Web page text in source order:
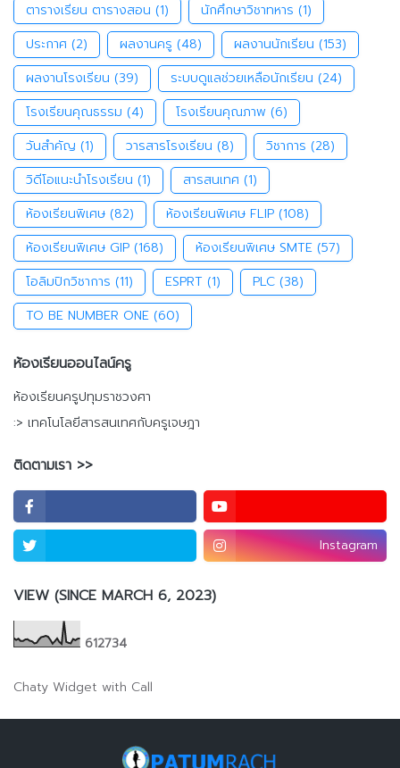
ตารางเรียน ตารางสอน (1) นักศึกษาวิชาทหาร (1)
ประกาศ (2) ผลงานครู (48) ผลงานนักเรียน (153)
ผลงานโรงเรียน (39) ระบบดูแลช่วยเหลือนักเรียน (24)
โรงเรียนคุณธรรม (4) โรงเรียนคุณภาพ (6)
วันสำคัญ (1) วารสารโรงเรียน (8) วิชาการ (28)
วิดีโอแนะนำโรงเรียน (1) สารสนเทศ (1)
ห้องเรียนพิเศษ (82) ห้องเรียนพิเศษ FLIP (108)
ห้องเรียนพิเศษ GIP (168) ห้องเรียนพิเศษ SMTE (57)
โอลิมปิกวิชาการ (11) ESPRT (1) PLC (38)
TO BE NUMBER ONE (60)
ห้องเรียนออนไลน์ครู
ห้องเรียนครูปทุมราชวงศา
:> เทคโนโลยีสารสนเทศกับครูเจษฎา
ติดตามเรา >>
Instagram
VIEW (SINCE MARCH 6, 2023)
612734
Chaty Widget with Call